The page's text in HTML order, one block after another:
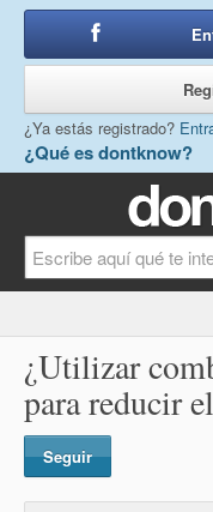
¿Qué es dontknow?
¿Ya estás registrado?
¿Utilizar
para reducir
Seguir